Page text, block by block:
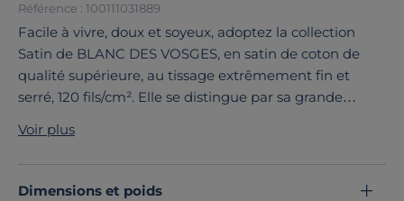
Référence : 100111031889
Facile à vivre, doux et soyeux, adoptez la collection
Satin de BLANC DES VOSGES, en satin de coton de
qualité supérieure, au tissage extrêmement fin et
serré, 120 fils/cm². Elle se distingue par sa grande
drap housse se décline dans une large palette de
coloris, pour se coordonner avec toutes vos parures
fantaisies.
Voir plus
Dimensions et poids